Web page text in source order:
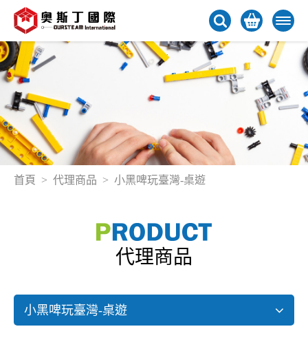
首頁 代理商品 小黑啤玩臺灣-桌遊
代理商品
小黑啤玩臺灣-桌遊